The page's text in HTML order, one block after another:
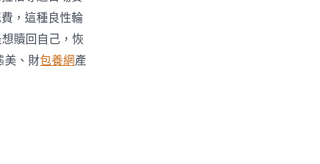
，這種良性輪
贖回自己，恢
美、財包養網產